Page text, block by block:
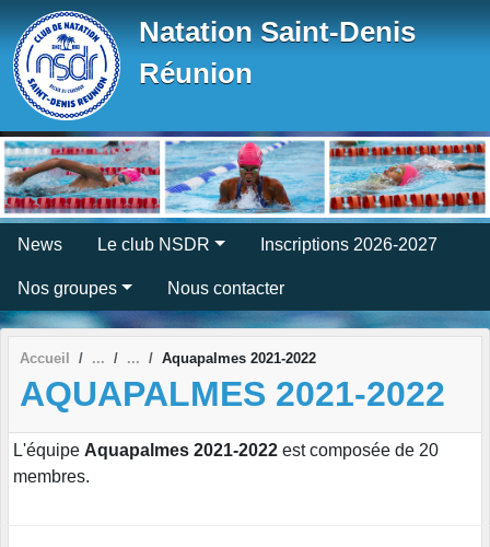
Natation Saint-Denis
Réunion
News Le club NSDR Inscriptions 2026-2027
Nos groupes Nous contacter
Accueil Aquapalmes 2021-2022
AQUAPALMES 2021-2022
L'équipe Aquapalmes 2021-2022 est composée de 20
membres.
Panneau de gestion des cookies